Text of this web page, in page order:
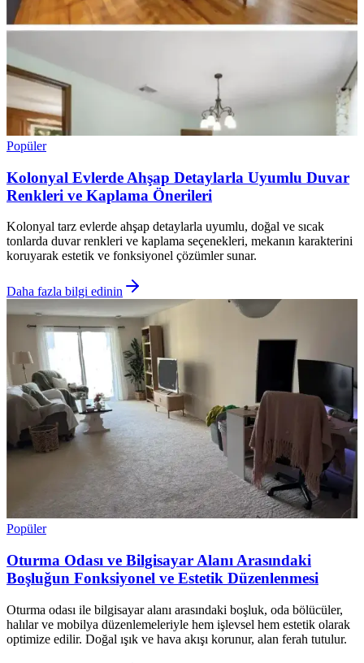
Popüler
Kolonyal Evlerde Ahşap Detaylarla Uyumlu Duvar
Renkleri ve Kaplama Önerileri
Kolonyal tarz evlerde ahşap detaylarla uyumlu, doğal ve sıcak
tonlarda duvar renkleri ve kaplama seçenekleri, mekanın karakterini
koruyarak estetik ve fonksiyonel çözümler sunar.
Daha fazla bilgi edinin
Popüler
Oturma Odası ve Bilgisayar Alanı Arasındaki
Boşluğun Fonksiyonel ve Estetik Düzenlenmesi
Oturma odası ile bilgisayar alanı arasındaki boşluk, oda bölücüler,
halılar ve mobilya düzenlemeleriyle hem işlevsel hem estetik olarak
optimize edilir. Doğal ışık ve hava akışı korunur, alan ferah tutulur.